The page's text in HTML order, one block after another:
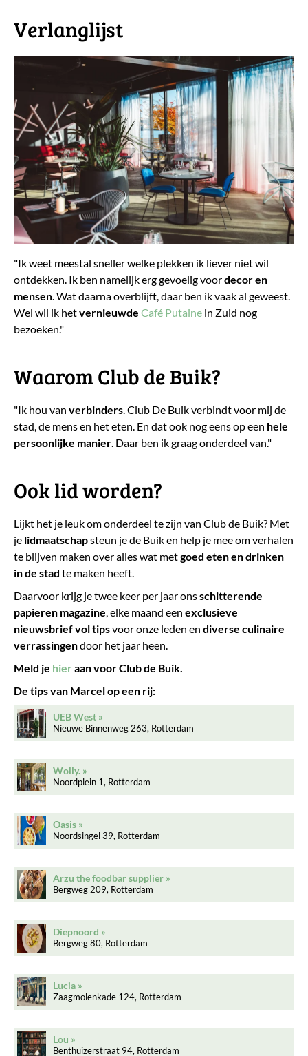
Verlanglijst
"Ik weet meestal sneller welke plekken ik liever niet wil
ontdekken. Ik ben namelijk erg gevoelig voordecor en
mensen. Wat daarna overblijft, daar ben ik vaak al geweest.
Wel wil ik hetvernieuwde Café Putaine in Zuid nog
bezoeken."
Waarom Club de Buik?
"Ik hou van verbinders. Club De Buik verbindt voor mij de
stad, de mens en het eten. En dat ook nog eens op een hele
persoonlijke manier. Daar ben ik graag onderdeel van."
Ook lid worden?
Lijkt het je leuk om onderdeel te zijn van Club de Buik? Met
je lidmaatschapsteun je de Buik en help je mee om verhalen
te blijven maken over alles wat metgoed eten en drinken
in de stad te maken heeft.
Daarvoor krijg je twee keer per jaar onsschitterende
papieren magazine, elke maand een exclusieve
nieuwsbrief vol tipsvoor onze leden en diverse culinaire
verrassingendoor het jaar heen.
Meld je hier aan voor Club de Buik.
De tips van Marcel op een rij:
UEB West
Nieuwe Binnenweg 263, Rotterdam
Wolly.
Noordplein 1, Rotterdam
Oasis
Noordsingel 39, Rotterdam
Arzu the foodbar supplier
Bergweg 209, Rotterdam
Diepnoord
Bergweg 80, Rotterdam
Lucia
Zaagmolenkade 124, Rotterdam
Lou
Benthuizerstraat 94, Rotterdam